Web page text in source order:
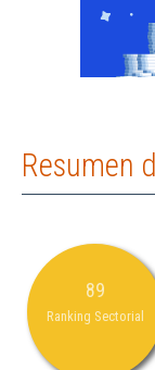
Resumen
89
Ranking Sectorial